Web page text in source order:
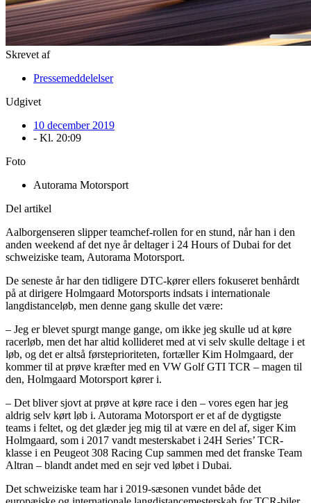
Skrevet af
Pressemeddelelser
Udgivet
10 december 2019
- Kl. 20:09
Foto
Autorama Motorsport
Del artikel
Aalborgenseren slipper teamchef-rollen for en stund, når han i den
anden weekend af det nye år deltager i 24 Hours of Dubai for det
schweiziske team, Autorama Motorsport.
De seneste år har den tidligere DTC-kører ellers fokuseret benhårdt
på at dirigere Holmgaard Motorsports indsats i internationale
langdistanceløb, men denne gang skulle det være:
– Jeg er blevet spurgt mange gange, om ikke jeg skulle ud at køre
racerløb, men det har altid kollideret med at vi selv skulle deltage i et
løb, og det er altså førsteprioriteten, fortæller Kim Holmgaard, der
kommer til at prøve kræfter med en VW Golf GTI TCR – magen til
den, Holmgaard Motorsport kører i.
– Det bliver sjovt at prøve at køre race i den – vores egen har jeg
aldrig selv kørt løb i. Autorama Motorsport er et af de dygtigste
teams i feltet, og det glæder jeg mig til at være en del af, siger Kim
Holmgaard, som i 2017 vandt mesterskabet i 24H Series’ TCR-
klasse i en Peugeot 308 Racing Cup sammen med det franske Team
Altran – blandt andet med en sejr ved løbet i Dubai.
Det schweiziske team har i 2019-sæsonen vundet både det